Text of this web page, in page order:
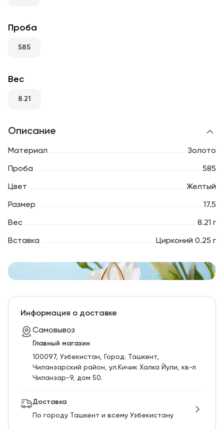
Проба
585
Вес
8.21
Описание
Материал Золото
Проба 585
Цвет Желтый
Размер 17.5
Вес 8.21 г
Вставка Цирконий 0.25 г
Информация о доставке
Самовывоз
Главный магазин
100097, Узбекистан, Город: Ташкент,
Чиланзарский pайон, ул.Кичик Халка Йули, кв-л
Чиланзар-9, дом 50.
Доставка
По городу Ташкент и всему Узбекистану